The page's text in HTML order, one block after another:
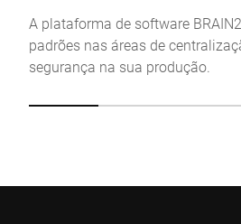
Anti-Robot Verification
Click to start
A plataforma de software
padrões nas áreas de
segurança na sua produção.